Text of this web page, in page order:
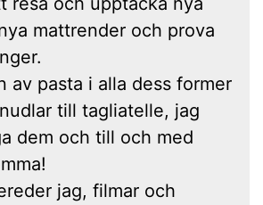
mattrender och prova
av pasta i alla dess former
till tagliatelle, jag
dem och till och med
jag, filmar och